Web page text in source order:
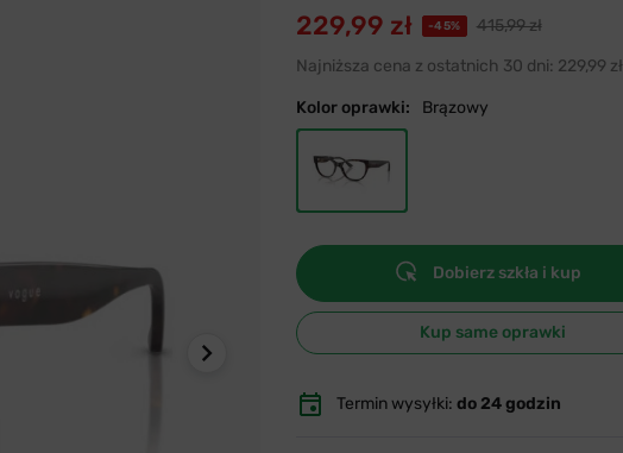
229,99 zł -45%
415,99 zł
Najniższa cena z ostatnich 30 dni: 229,99 zł
Kolor oprawki: Brązowy
Dobierz szkła i kup
Kup same oprawki
Termin wysyłki: do 24 godzin